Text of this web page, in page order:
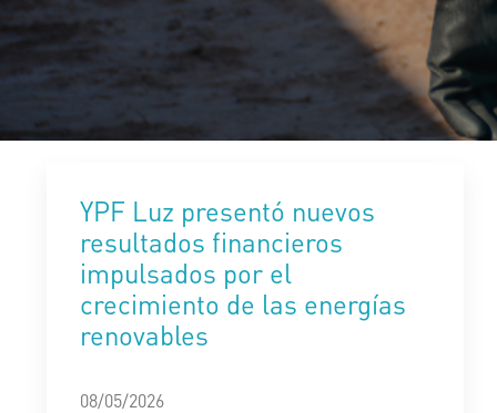
YPF Luz presentó nuevos
resultados financieros
impulsados por el
crecimiento de las energías
renovables
08/05/2026